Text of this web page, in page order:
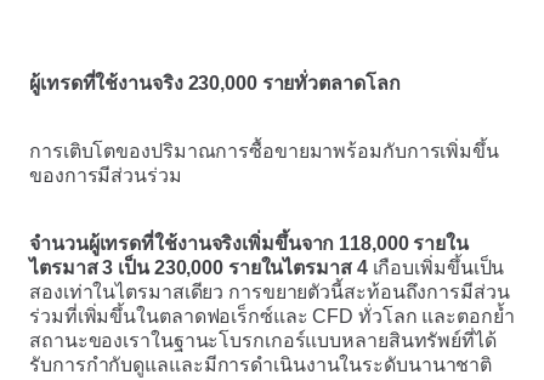
ผู้เทรดที่ใช้งานจริง 230,000 รายทั่วตลาดโลก
การเติบโตของปริมาณการซื้อขายมาพร้อมกับการเพิ่มขึ้น
ของการมีส่วนร่วม
จำนวนผู้เทรดที่ใช้งานจริงเพิ่มขึ้นจาก 118,000 รายใน
ไตรมาส 3 เป็น 230,000 รายในไตรมาส 4เกือบเพิ่มขึ้นเป็น
สองเท่าในไตรมาสเดียว การขยายตัวนี้สะท้อนถึงการมีส่วน
ร่วมที่เพิ่มขึ้นในตลาดฟอเร็กซ์และ CFD ทั่วโลก และตอกย้ำ
สถานะของเราในฐานะโบรกเกอร์แบบหลายสินทรัพย์ที่ได้
รับการกำกับดูแลและมีการดำเนินงานในระดับนานาชาติ